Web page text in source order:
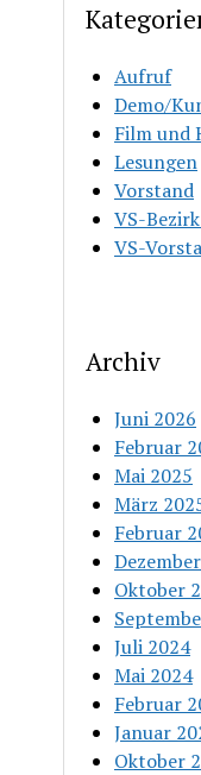
Aufruf
Demo/
Film und
Lesungen
Vorstand
VS-
VS-
Archiv
Juni 2026
Februar
Mai 2025
März
Februar
Oktober
Juli 2024
Mai 2024
Februar
Januar
Oktober